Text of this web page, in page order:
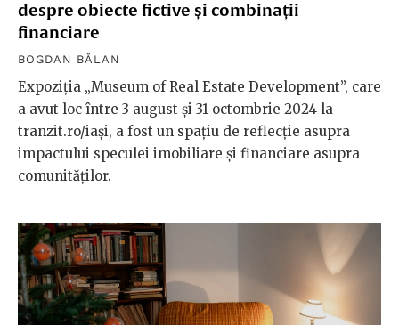
despre obiecte fictive și combinații
financiare
BOGDAN BĂLAN
Expoziția „Museum of Real Estate Development”, care
a avut loc între 3 august și 31 octombrie 2024 la
tranzit.ro/iași, a fost un spațiu de reflecție asupra
impactului speculei imobiliare și financiare asupra
comunităților.